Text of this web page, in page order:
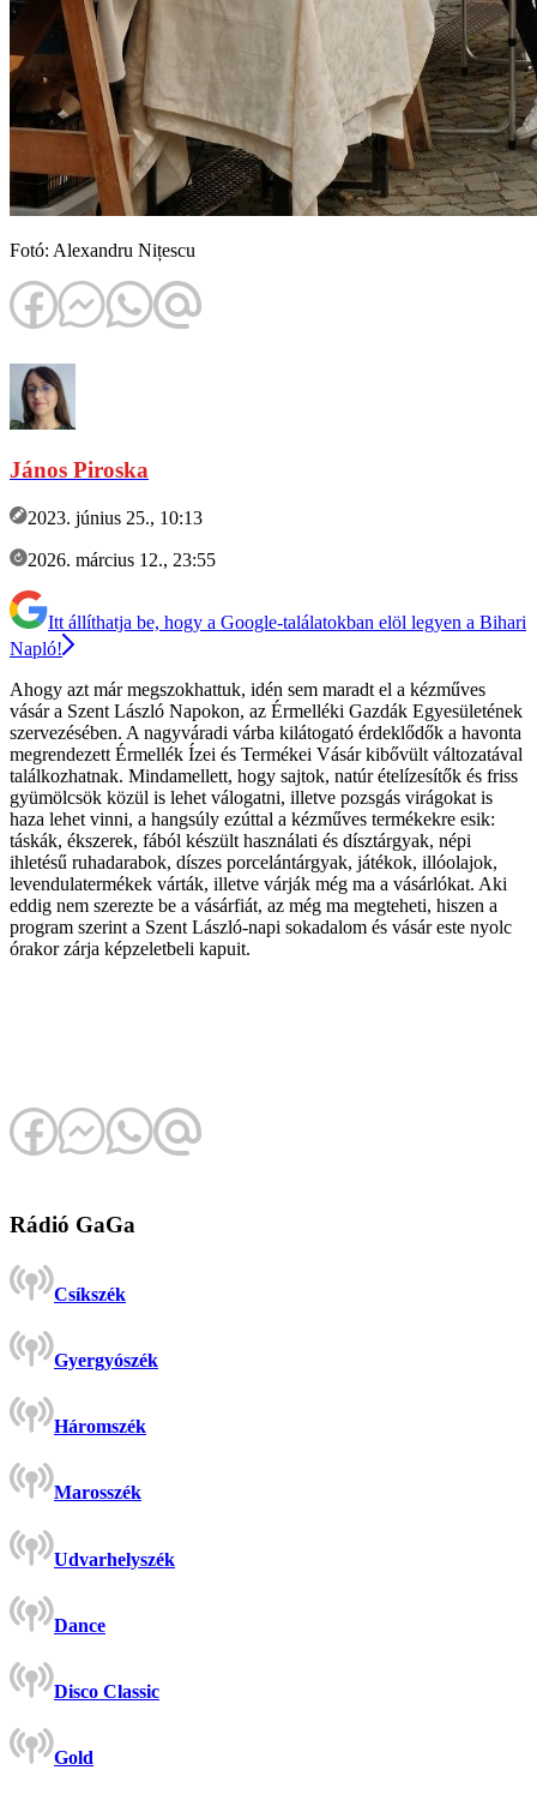
Fotó: Alexandru Nițescu
János Piroska
2023. június 25., 10:13
2026. március 12., 23:55
Itt állíthatja be, hogy a Google-találatokban elöl legyen a Bihari
Napló!
Ahogy azt már megszokhattuk, idén sem maradt el a kézműves
vásár a Szent László Napokon, az Érmelléki Gazdák Egyesületének
szervezésében. A nagyváradi várba kilátogató érdeklődők a havonta
megrendezett Érmellék Ízei és Termékei Vásár kibővült változatával
találkozhatnak. Mindamellett, hogy sajtok, natúr ételízesítők és friss
gyümölcsök közül is lehet válogatni, illetve pozsgás virágokat is
haza lehet vinni, a hangsúly ezúttal a kézműves termékekre esik:
táskák, ékszerek, fából készült használati és dísztárgyak, népi
ihletésű ruhadarabok, díszes porcelántárgyak, játékok, illóolajok,
levendulatermékek várták, illetve várják még ma a vásárlókat. Aki
eddig nem szerezte be a vásárfiát, az még ma megteheti, hiszen a
program szerint a Szent László-napi sokadalom és vásár este nyolc
órakor zárja képzeletbeli kapuit.
Rádió GaGa
Csíkszék
Gyergyószék
Háromszék
Marosszék
Udvarhelyszék
Dance
Disco Classic
Gold